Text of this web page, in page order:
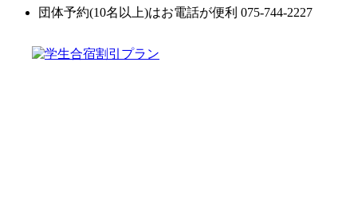
団体予約(10名以上)はお電話が便利 075-744-2227